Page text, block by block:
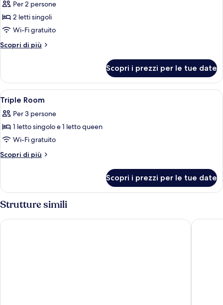
le
foto
per
Twin
Per 2 persone
2 letti singoli
Wi-Fi gratuito
Scopri di più
Altri
room
Scopri i prezzi per le tue date
Apri
tutte
le
foto
per
Triple
Una scrivania, insonorizzazione, Wi-
4
Triple Room
Per 3 persone
1 letto singolo e 1 letto queen
Wi-Fi gratuito
Scopri di più
Altri
Room
Scopri i prezzi per le tue date
Strutture simili
B&B HOTEL Nice Aéroport Hotel -